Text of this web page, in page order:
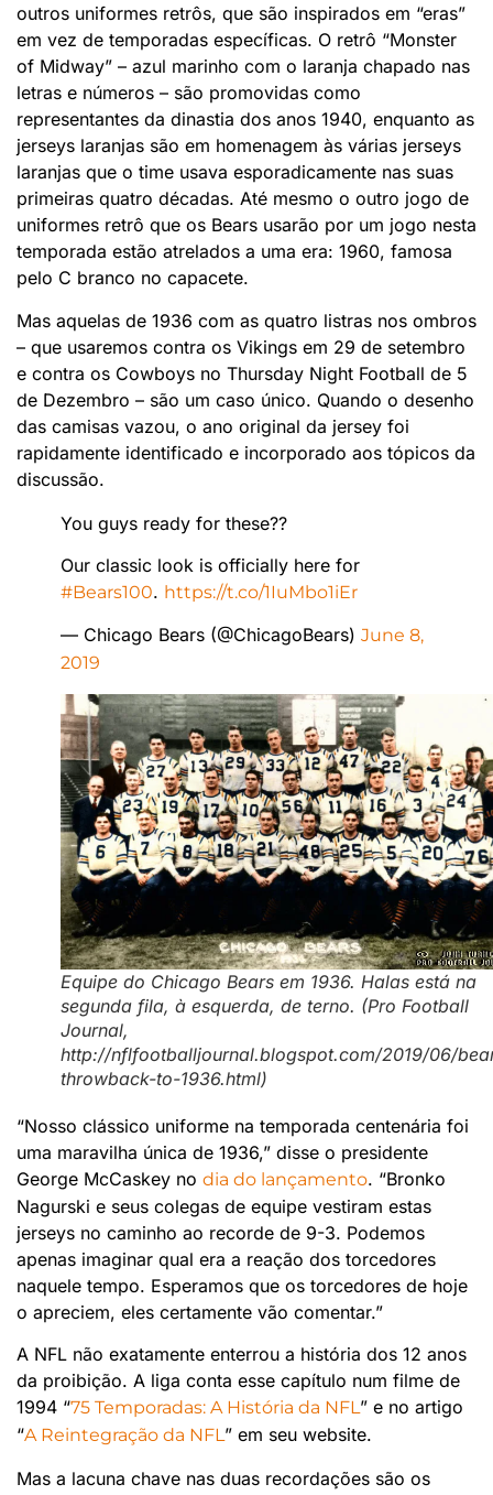
outros uniformes retrôs, que são inspirados em “eras”
em vez de temporadas específicas. O retrô “Monster
of Midway” – azul marinho com o laranja chapado nas
letras e números – são promovidas como
representantes da dinastia dos anos 1940, enquanto as
jerseys laranjas são em homenagem às várias jerseys
laranjas que o time usava esporadicamente nas suas
primeiras quatro décadas. Até mesmo o outro jogo de
uniformes retrô que os Bears usarão por um jogo nesta
temporada estão atrelados a uma era: 1960, famosa
pelo C branco no capacete.
Mas aquelas de 1936 com as quatro listras nos ombros
– que usaremos contra os Vikings em 29 de setembro
e contra os Cowboys no Thursday Night Football de 5
de Dezembro – são um caso único. Quando o desenho
das camisas vazou, o ano original da jersey foi
rapidamente identificado e incorporado aos tópicos da
discussão.
You guys ready for these??
Our classic look is officially here for
#Bears100. https://t.co/1IuMbo1iEr
— Chicago Bears (@ChicagoBears) June 8,
2019
Equipe do Chicago Bears em 1936. Halas está na
segunda fila, à esquerda, de terno. (Pro Football
Journal,
http://nflfootballjournal.blogspot.com/2019/06/
throwback-to-1936.html)
“Nosso clássico uniforme na temporada centenária foi
uma maravilha única de 1936,” disse o presidente
George McCaskey no dia do lançamento. “Bronko
Nagurski e seus colegas de equipe vestiram estas
jerseys no caminho ao recorde de 9-3. Podemos
apenas imaginar qual era a reação dos torcedores
naquele tempo. Esperamos que os torcedores de hoje
o apreciem, eles certamente vão comentar.”
A NFL não exatamente enterrou a história dos 12 anos
da proibição. A liga conta esse capítulo num filme de
1994 “75 Temporadas: A História da NFL” e no artigo
“A Reintegração da NFL” em seu website.
Mas a lacuna chave nas duas recordações são os